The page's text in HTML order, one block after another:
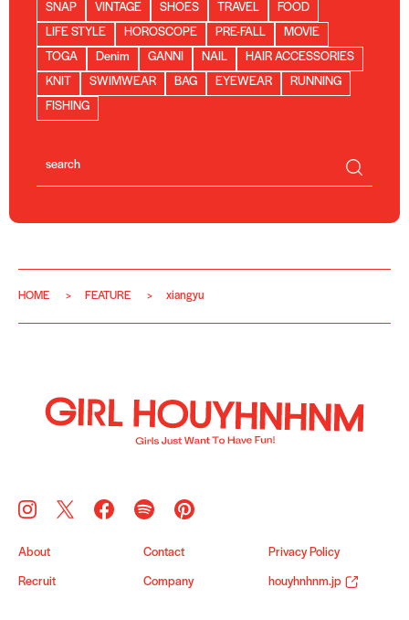
SNAP VINTAGE SHOES TRAVEL
FOOD
LIFE STYLE
HOROSCOPE PRE-FALL
MOVIE
TOGA
Denim GANNI NAIL
HAIR ACCESSORIES
KNIT
SWIMWEAR BAG EYEWEAR
RUNNING
FISHING
HOME FEATURE xiangyu
About Contact Privacy Policy
Recruit Company houyhnhnm.jp